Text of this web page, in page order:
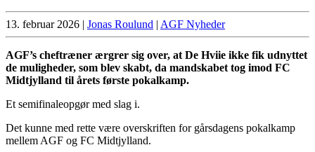
13. februar 2026 | Jonas Roulund | AGF Nyheder
AGF’s cheftræner ærgrer sig over, at De Hviie ikke fik udnyttet
de muligheder, som blev skabt, da mandskabet tog imod FC
Midtjylland til årets første pokalkamp.
Et semifinaleopgør med slag i.
Det kunne med rette være overskriften for gårsdagens pokalkamp
mellem AGF og FC Midtjylland.